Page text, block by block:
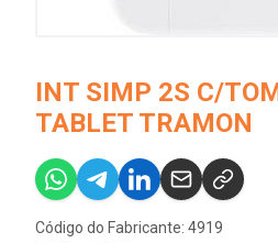
INT SIMP 2S C/
TABLET TRAMON
Código do Fabricante: 4919